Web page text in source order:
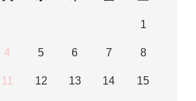
1
4 5 6 7 8
11 12 13 14 15